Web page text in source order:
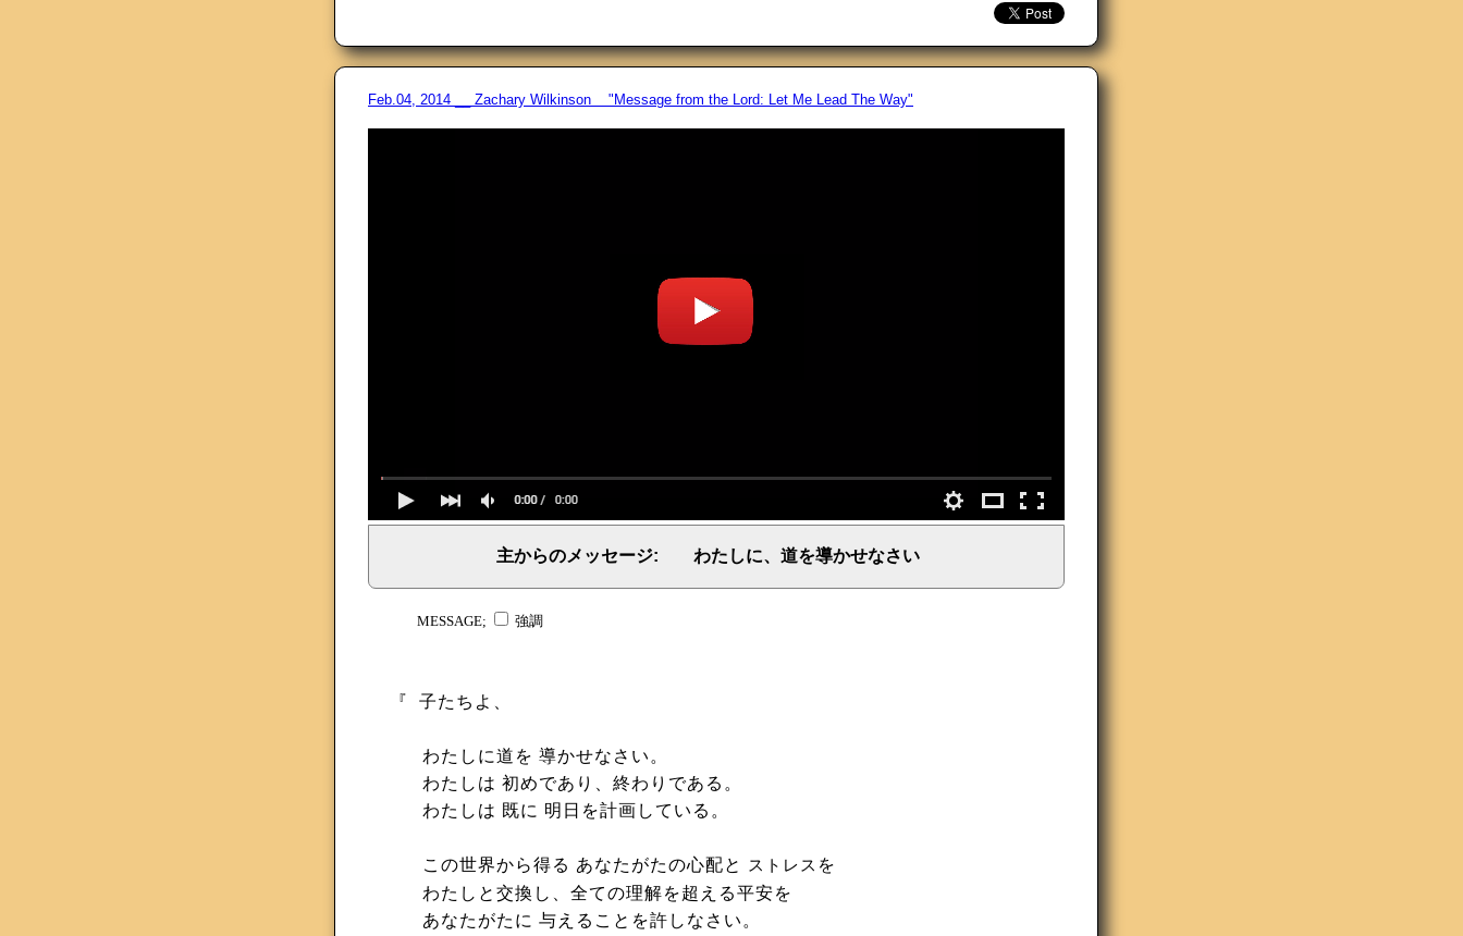
Feb.04, 2014 __ Zachary Wilkinson "Message from the Lord: Let Me Lead The Way"
主からのメッセージ: わたしに、道を導かせなさい
MESSAGE; 強調
『 子たちよ、
わたしに道を 導かせなさい。
わたしは 初めであり、終わりである。
わたしは 既に 明日を計画している。
この世界から得る あなたがたの心配と ストレス を
わたしと交換し、全ての理解を超える平安を
あなたがたに 与えることを許しなさい。